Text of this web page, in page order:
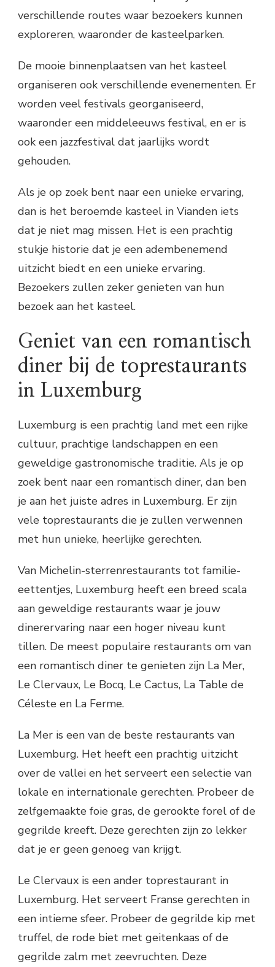
verschillende routes waar bezoekers kunnen
exploreren, waaronder de kasteelparken.
De mooie binnenplaatsen van het kasteel
organiseren ook verschillende evenementen. Er
worden veel festivals georganiseerd,
waaronder een middeleeuws festival, en er is
ook een jazzfestival dat jaarlijks wordt
gehouden.
Als je op zoek bent naar een unieke ervaring,
dan is het beroemde kasteel in Vianden iets
dat je niet mag missen. Het is een prachtig
stukje historie dat je een adembenemend
uitzicht biedt en een unieke ervaring.
Bezoekers zullen zeker genieten van hun
bezoek aan het kasteel.
Geniet van een romantisch
diner bij de toprestaurants
in Luxemburg
Luxemburg is een prachtig land met een rijke
cultuur, prachtige landschappen en een
geweldige gastronomische traditie. Als je op
zoek bent naar een romantisch diner, dan ben
je aan het juiste adres in Luxemburg. Er zijn
vele toprestaurants die je zullen verwennen
met hun unieke, heerlijke gerechten.
Van Michelin-sterrenrestaurants tot familie-
eettentjes, Luxemburg heeft een breed scala
aan geweldige restaurants waar je jouw
dinerervaring naar een hoger niveau kunt
tillen. De meest populaire restaurants om van
een romantisch diner te genieten zijn La Mer,
Le Clervaux, Le Bocq, Le Cactus, La Table de
Céleste en La Ferme.
La Mer is een van de beste restaurants van
Luxemburg. Het heeft een prachtig uitzicht
over de vallei en het serveert een selectie van
lokale en internationale gerechten. Probeer de
zelfgemaakte foie gras, de gerookte forel of de
gegrilde kreeft. Deze gerechten zijn zo lekker
dat je er geen genoeg van krijgt.
Le Clervaux is een ander toprestaurant in
Luxemburg. Het serveert Franse gerechten in
een intieme sfeer. Probeer de gegrilde kip met
truffel, de rode biet met geitenkaas of de
gegrilde zalm met zeevruchten. Deze